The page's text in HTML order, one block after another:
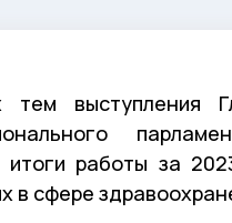
выступления
работы за
в сфере